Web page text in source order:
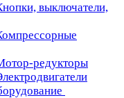
выключатели,
редукторы